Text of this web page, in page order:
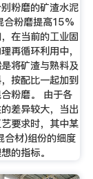
粉磨的矿渣水泥
合粉磨提高15%
在当前的工业固
再循环利用中，
将矿渣与熟料及
按配比一起加到
粉磨。 由于各
差异较大，当出
要求时，其中某
合材)组份的细度
的指标。